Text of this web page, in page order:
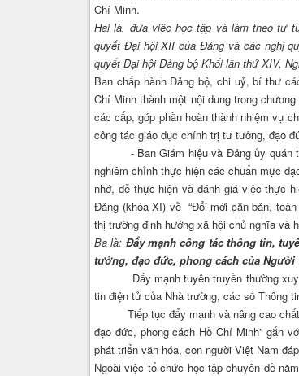
Chí Minh.
Hai là, đưa việc học tập và làm theo tư
quyết Đại hội XII của Đảng và các nghị
quyết Đại hội Đảng bộ Khối lần thứ XIV,
Ban chấp hành Đảng bộ, chi uỷ, bí thư
Chí Minh thành một nội dung trong
các cấp, góp phần hoàn thành nhiệm vụ
công tác giáo dục chính trị tư tưởng, đạo
- Ban Giám hiệu và Đảng ủy quán
nghiêm chỉnh thực hiện các chuẩn mực
nhớ, dễ thực hiện và đánh giá việc thực
Đảng (khóa XI) về “Đổi mới căn bản,
thị trường định hướng xã hội chủ nghĩa và
Ba là: Đẩy mạnh công tác thông tin,
tưởng, đạo đức, phong cách của
Đẩy mạnh tuyên truyền thường xuyên,
tin điện tử của Nhà trường, các số Thông
Tiếp tục đẩy mạnh và nâng cao chất
đạo đức, phong cách Hồ Chí Minh” gắn
phát triển văn hóa, con người Việt Nam
Ngoài việc tổ chức học tập chuyên đề